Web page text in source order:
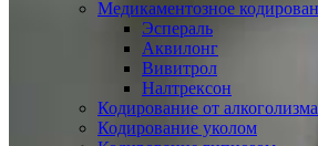
Медикаментозное
Эспераль
Аквилонг
Вивитрол
Налтрексон
Кодирование от
Кодирование уколом